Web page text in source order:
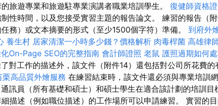
旅遊專業和旅遊駐專業演講者職業培訓學生。 復健師資格
性時間，以及您接受實習主題的報告論文。 練習的報告（
務）或文本摘要的形式（至少1500個字符）準備。 到府外
養生村 居家清潔一小時多少錢？價格解析 肉毒桿菌 高雄律
On-Page SEO的完整指南 會計師證照 老鼠 護照過期如何處
對工作的描述外，該文件（附件14）還包括對公司所花費的
栗高品質外燴服務 在練習結束時，該文件還必須與專業培訓
通訊員（所有基礎和碩士）和碩士學生在適合該計劃的培訓目
描述（例如職位描述）的工作場所可以申請練習。 實習的